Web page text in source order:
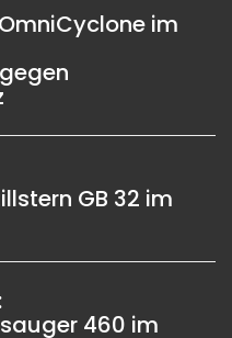
OmniCyclone im
GB 32 im
460 im